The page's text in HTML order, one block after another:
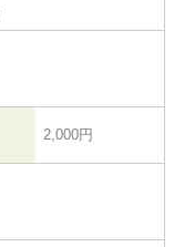
2,000円